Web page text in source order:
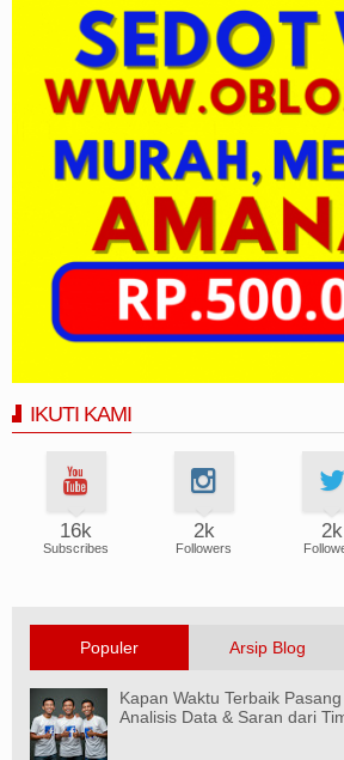
IKUTI KAMI
16k
Subscribes
2k
Followers
2k
Populer Arsip Blog
Kapan Waktu Terbaik
Analisis Data & Saran dari